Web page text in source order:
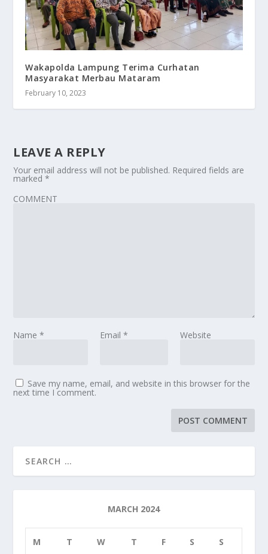
Wakapolda Lampung Terima Curhatan
Masyarakat Merbau Mataram
February 10, 2023
LEAVE A REPLY
Your email address will not be published. Required fields are
marked*
COMMENT
Name* Email * Website
Save my name, email, and website in this browser for the
next time I comment.
MARCH 2024
M T W T F S S